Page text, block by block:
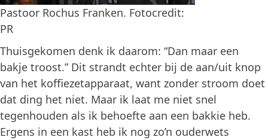
Pastoor Rochus Franken. Fotocredit:
PR
Thuisgekomen denk ik daarom: “Dan maar een
bakje troost.” Dit strandt echter bij de aan/uit knop
van het koffiezetapparaat, want zonder stroom doet
dat ding het niet. Maar ik laat me niet snel
tegenhouden als ik behoefte aan een bakkie heb.
Ergens in een kast heb ik nog zo’n ouderwets